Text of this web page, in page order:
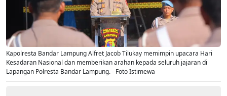
Kapolresta Bandar Lampung Alfret Jacob Tilukay memimpin upacara Hari
Kesadaran Nasional dan memberikan arahan kepada seluruh jajaran di
Lapangan Polresta Bandar Lampung. - Foto Istimewa